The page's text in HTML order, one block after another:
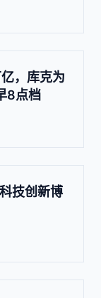
，库克为
8点档
技创新博